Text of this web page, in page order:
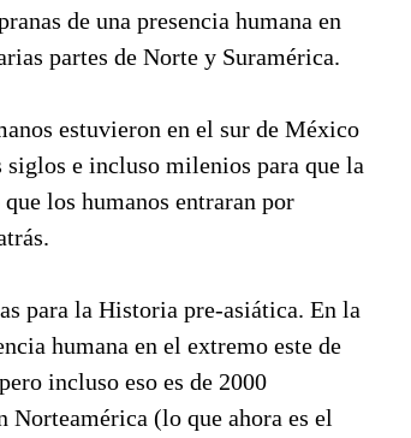
de una presencia humana en
partes de Norte y Suramérica.
estuvieron en el sur de México
e incluso milenios para que la
los humanos entraran por
para la Historia pre-asiática. En la
humana en el extremo este de
incluso eso es de 2000
Norteamérica (lo que ahora es el